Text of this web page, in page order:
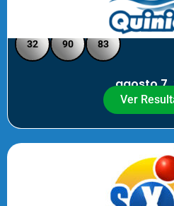
Quiniela SXM -
32 90 83
agosto 7,
Ver